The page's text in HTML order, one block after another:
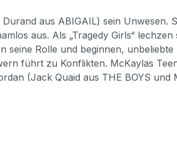
aus ABIGAIL) sein
aus. Als „Tragedy Girls“
seine Rolle und beginnen,
führt zu Konflikten. McKaylas
(Jack Quaid aus THE BOYS